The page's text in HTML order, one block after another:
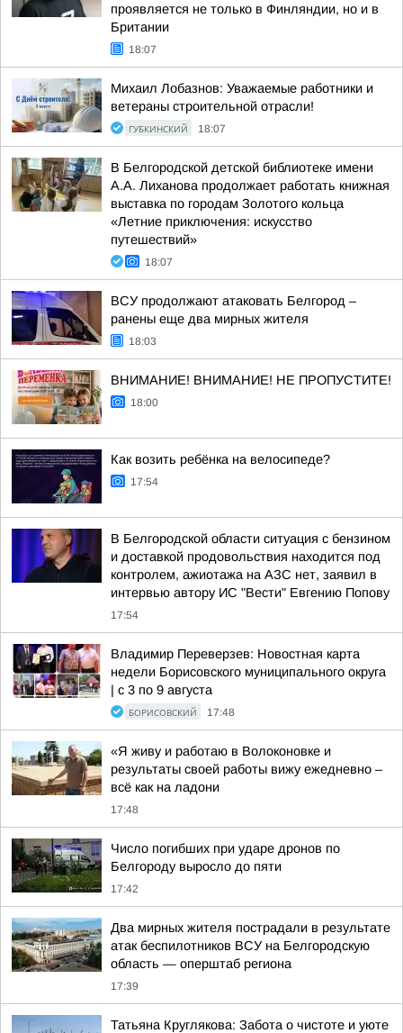
проявляется не только в Финляндии, но и в
Британии
18:07
Михаил Лобазнов: Уважаемые работники и
ветераны строительной отрасли!
ГУБКИНСКИЙ 18:07
В Белгородской детской библиотеке имени
А.А. Лиханова продолжает работать книжная
выставка по городам Золотого кольца
«Летние приключения: искусство
путешествий»
18:07
ВСУ продолжают атаковать Белгород –
ранены еще два мирных жителя
18:03
ВНИМАНИЕ! ВНИМАНИЕ! НЕ ПРОПУСТИТЕ!
18:00
Как возить ребёнка на велосипеде?
17:54
В Белгородской области ситуация с бензином
и доставкой продовольствия находится под
контролем, ажиотажа на АЗС нет, заявил в
интервью автору ИС "Вести" Евгению Попову
17:54
Владимир Переверзев: Новостная карта
недели Борисовского муниципального округа
| с 3 по 9 августа
БОРИСОВСКИЙ 17:48
«Я живу и работаю в Волоконовке и
результаты своей работы вижу ежедневно –
всё как на ладони
17:48
Число погибших при ударе дронов по
Белгороду выросло до пяти
17:42
Два мирных жителя пострадали в результате
атак беспилотников ВСУ на Белгородскую
область — оперштаб региона
17:39
Татьяна Круглякова: Забота о чистоте и уюте